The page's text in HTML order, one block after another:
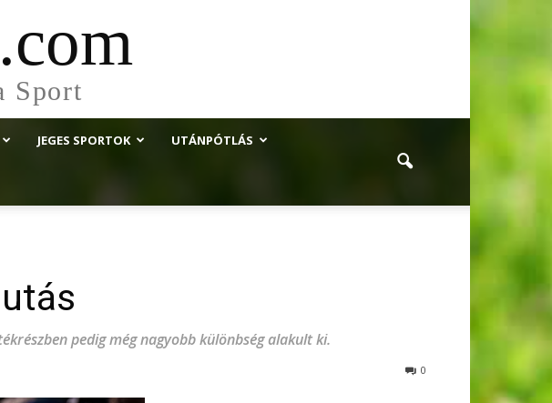
Sport
JEGES SPORTOK UTÁNPÓTLÁS
pedig még nagyobb különbség alakult ki.
0